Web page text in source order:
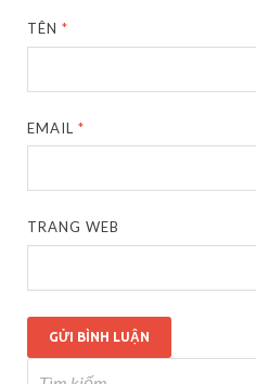
TÊN*
EMAIL*
TRANG WEB